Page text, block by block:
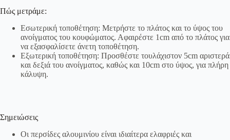
Πώς μετράμε:
Εσωτερική τοποθέτηση: Μετρήστε το πλάτος και το ύψος του
ανοίγματος του κουφώματος. Αφαιρέστε 1cm από το πλάτος για
να εξασφαλίσετε άνετη τοποθέτηση.
Εξωτερική τοποθέτηση: Προσθέστε τουλάχιστον 5cm αριστερά
και δεξιά του ανοίγματος, καθώς και 10cm στο ύψος, για πλήρη
κάλυψη.
Σημειώσεις
Οι περσίδες αλουμινίου είναι ιδιαίτερα ελαφριές και